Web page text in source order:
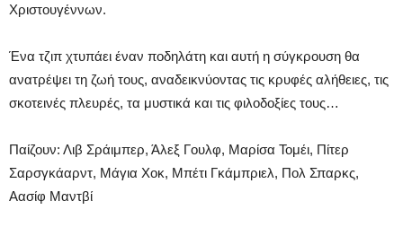
Χριστουγέννων.
Ένα τζιπ χτυπάει έναν ποδηλάτη και αυτή η σύγκρουση θα
ανατρέψει τη ζωή τους, αναδεικνύοντας τις κρυφές αλήθειες, τις
σκοτεινές πλευρές, τα μυστικά και τις φιλοδοξίες τους…
Παίζουν: Λιβ Σράιμπερ, Άλεξ Γουλφ, Μαρίσα Τομέι, Πίτερ
Σαρσγκάαρντ, Μάγια Χοκ, Μπέτι Γκάμπριελ, Πολ Σπαρκς,
Αασίφ Μαντβί